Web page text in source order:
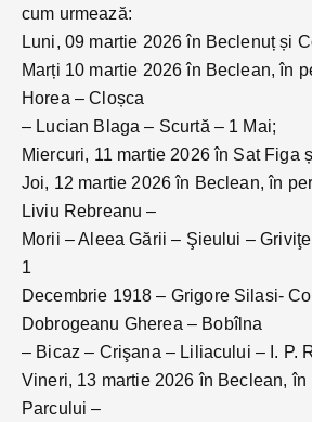
cum urmează:
Luni, 09 martie 2026 în Beclenuț și
Marți 10 martie 2026 în Beclean, în
Horea – Cloșca
– Lucian Blaga – Scurtă – 1 Mai;
Miercuri, 11 martie 2026 în Sat Figa
Joi, 12 martie 2026 în Beclean, în
Liviu Rebreanu –
Morii – Aleea Gării – Şieului –
1
Decembrie 1918 – Grigore Silasi-
Dobrogeanu Gherea – Bobîlna
– Bicaz – Crişana – Liliacului – I. P.
Vineri, 13 martie 2026 în Beclean,
Parcului –